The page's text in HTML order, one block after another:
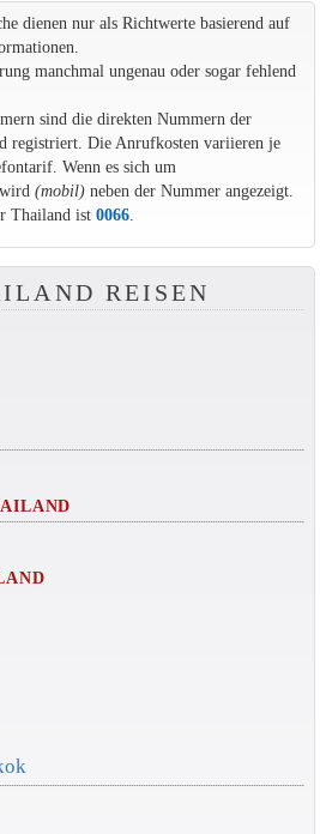
dienen nur als Richtwerte basierend auf
manchmal ungenau oder sogar fehlend
sind die direkten Nummern der
registriert. Die Anrufkosten variieren je
Wenn es sich um
(mobil)neben der Nummer angezeigt.
Thailand ist 0066.
REISEN